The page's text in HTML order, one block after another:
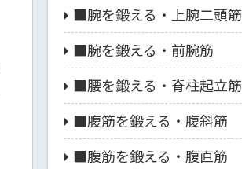
■腕を鍛える・上腕二頭筋
■腕を鍛える・前腕筋
■腰を鍛える・脊柱起立筋
■腹筋を鍛える・腹斜筋
■腹筋を鍛える・腹直筋